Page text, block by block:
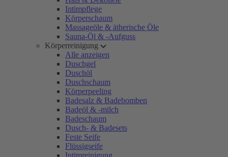
Intimpflege
Körperschaum
Massageöle & ätherische Öle
Sauna-Öl & -Aufguss
Körperreinigung
Alle anzeigen
Duschgel
Duschöl
Duschschaum
Körperpeeling
Badesalz & Badebomben
Badeöl & -milch
Badeschaum
Dusch- & Badesets
Feste Seife
Flüssigseife
Intimreinigung